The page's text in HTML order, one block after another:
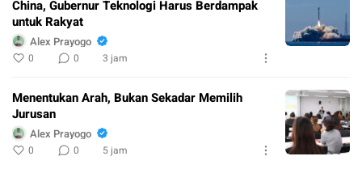
China, Gubernur Teknologi Harus Berdampak
untuk Rakyat
Alex Prayogo
0 0 3 jam
Menentukan Arah, Bukan Sekadar Memilih
Jurusan
Alex Prayogo
0 0 5 jam